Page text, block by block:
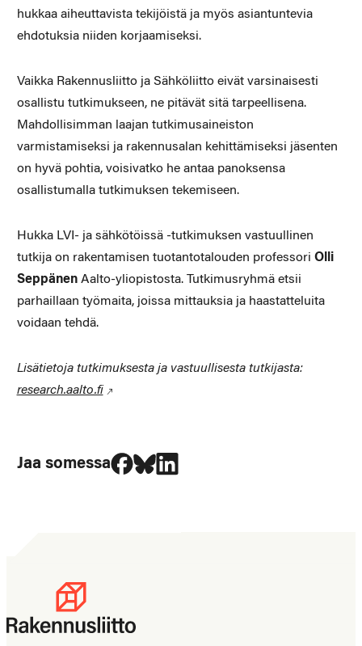
hukkaa aiheuttavista tekijöistä ja myös asiantuntevia
ehdotuksia niiden korjaamiseksi.
Vaikka Rakennusliitto ja Sähköliitto eivät varsinaisesti
osallistu tutkimukseen, ne pitävät sitä tarpeellisena.
Mahdollisimman laajan tutkimusaineiston
varmistamiseksi ja rakennusalan kehittämiseksi jäsenten
on hyvä pohtia, voisivatko he antaa panoksensa
osallistumalla tutkimuksen tekemiseen.
Hukka LVI- ja sähkötöissä -tutkimuksen vastuullinen
tutkija on rakentamisen tuotantotalouden professori Olli
SeppänenAalto-yliopistosta. Tutkimusryhmä etsii
parhaillaan työmaita, joissa mittauksia ja haastatteluita
voidaan tehdä.
Lisätietoja tutkimuksesta ja vastuullisesta tutkijasta:
research.aalto.fi
Jaa somessa
Jaa Facebookissa
Jaa Blueskyssa
Jaa LinkedIn:ssä